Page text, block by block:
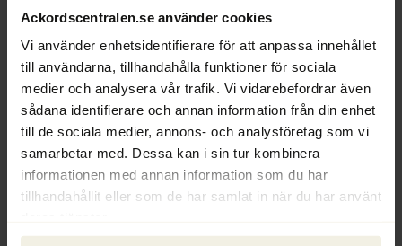
Ackordscentralen.se använder cookies
Vi använder enhetsidentifierare för att anpassa innehållet
till användarna, tillhandahålla funktioner för sociala
medier och analysera vår trafik. Vi vidarebefordrar även
sådana identifierare och annan information från din enhet
till de sociala medier, annons- och analysföretag som vi
samarbetar med. Dessa kan i sin tur kombinera
informationen med annan information som du har
tillhandahållit eller som de har samlat in när du har använt
företagsrekonstruktion.
Kan du ge ett exempel?
- Ja, låt säga att vi har ett rekonstruktionsbolag
som i sin ryggsäck har gamla skatteskulder till
kanske 100 000 kronor i form av moms som dyker
upp som en tillgång på skattekontot kanske bolaget
och rekonstruktören tänker att ”vad bra, nu
sannolikhet kommer pengarna i stället att gå till